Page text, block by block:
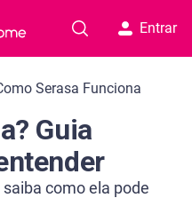
Entrar
Serasa Funciona
Guia
como ela pode